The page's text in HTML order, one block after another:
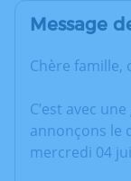
Message
Chère famille,
C’est avec
annonçons le
mercredi 04